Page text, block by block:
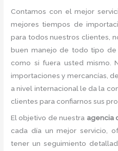
Contamos con el mejor
mejores tiempos de
para todos nuestros clientes,
buen manejo de todo tipo
como si fuera usted mismo.
importaciones y mercancías,
a nivel internacional le da la
clientes para confiarnos sus
El objetivo de nuestra agencia
cada día un mejor servicio,
tener un seguimiento